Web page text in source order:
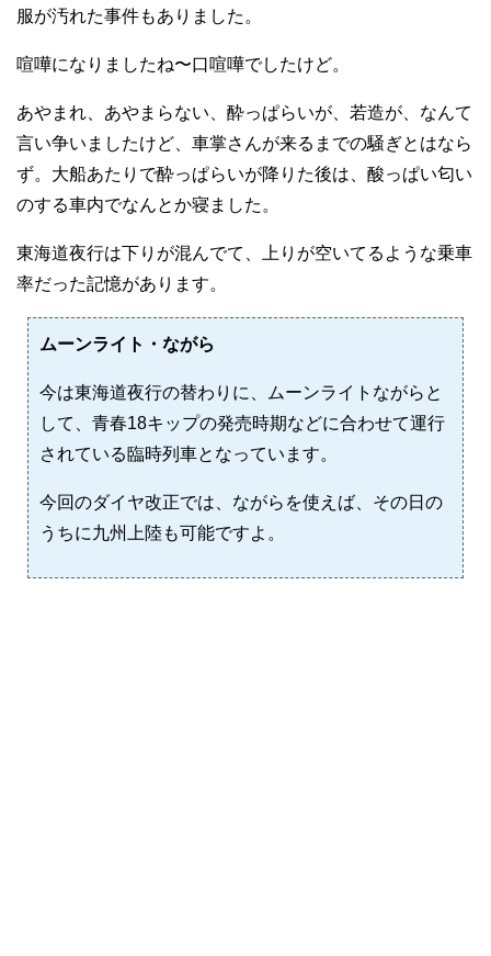
服が汚れた事件もありました。
喧嘩になりましたね〜口喧嘩でしたけど。
あやまれ、あやまらない、酔っぱらいが、若造が、なんて
言い争いましたけど、車掌さんが来るまでの騒ぎとはなら
ず。大船あたりで酔っぱらいが降りた後は、酸っぱい匂い
のする車内でなんとか寝ました。
東海道夜行は下りが混んでて、上りが空いてるような乗車
率だった記憶があります。
ムーンライト・ながら
今は東海道夜行の替わりに、ムーンライトながらと
して、青春18キップの発売時期などに合わせて運行
されている臨時列車となっています。
今回のダイヤ改正では、ながらを使えば、その日の
うちに九州上陸も可能ですよ。